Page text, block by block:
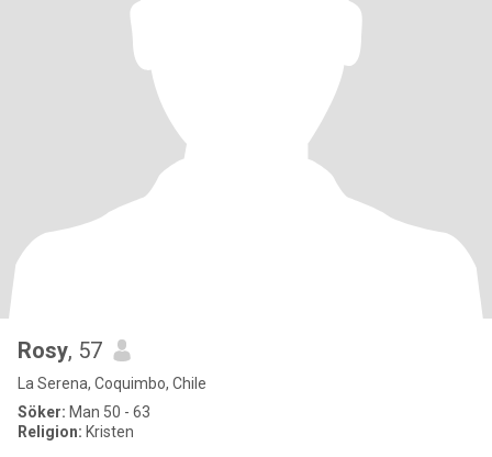
Rosy, 57
La Serena, Coquimbo, Chile
Söker: Man 50 - 63
Religion: Kristen